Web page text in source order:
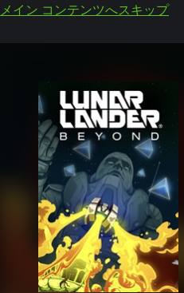
メイン コンテンツへスキップ